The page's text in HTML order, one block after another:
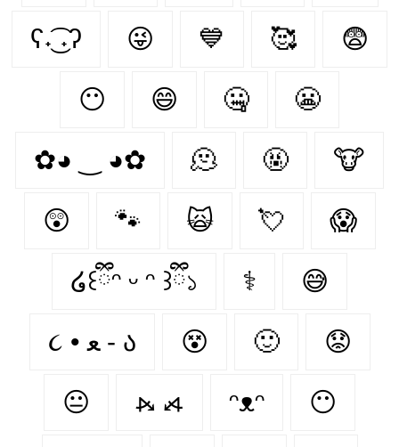
ʕ˖͜͡ ˖ʔ 😜 💙 🥰 😨
😶‍ 😄 🤐 😬
✿◕ ‿ ◕✿ 🫠 🤬 🐮
😲 🐾 🙀 💘 😱
໒꒰ྀིᵔ ᵕ ᵔ ꒱ྀི১ ⚕ 😅
૮ • ﻌ - ა⁩ 😵 🙂 😟
😐 ⦮ ⦯ ᵔᴥᵔ 😶